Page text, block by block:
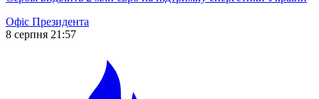
Офіс Президента
8 серпня 21:57